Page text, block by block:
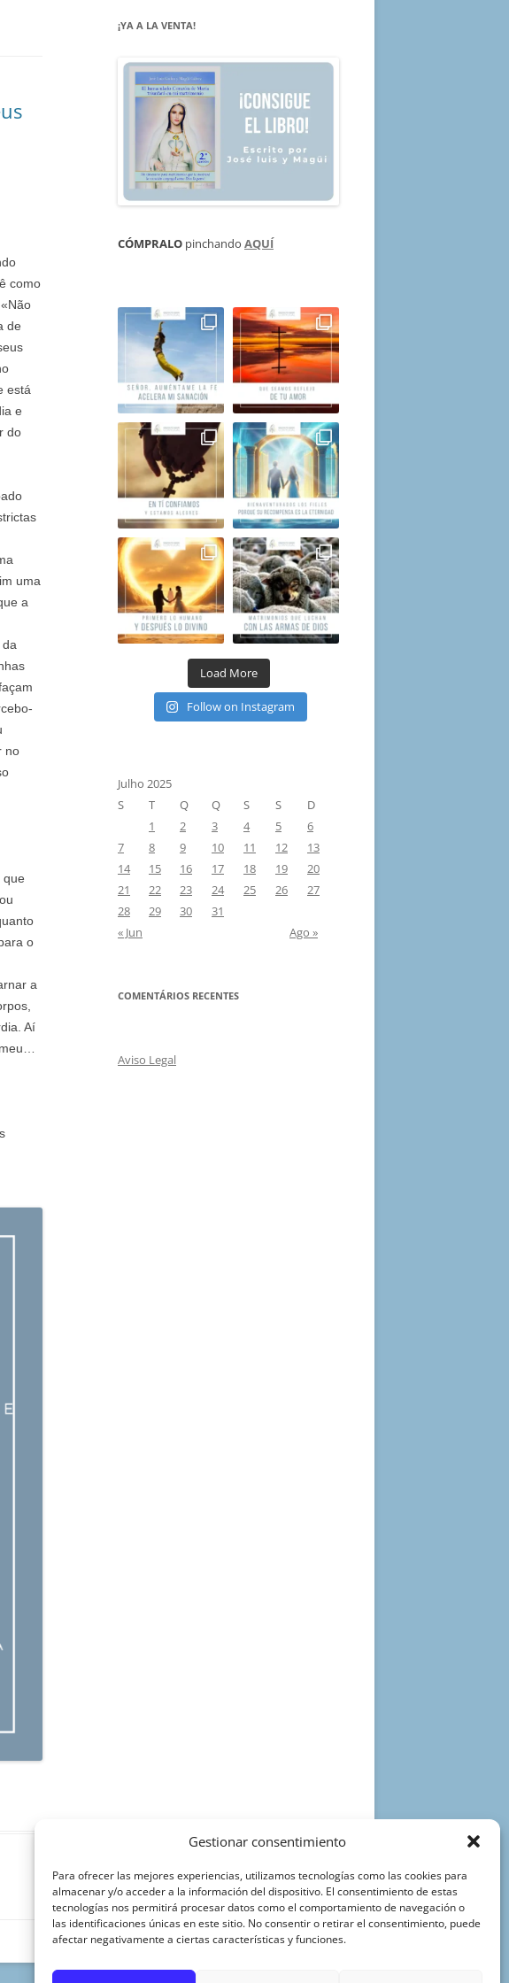
Gestionar consentimiento
Para ofrecer las mejores experiencias, utilizamos tecnologías como las cookies para
almacenar y/o acceder a la información del dispositivo. El consentimiento de estas
tecnologías nos permitirá procesar datos como el comportamiento de navegación o
las identificaciones únicas en este sitio. No consentir o retirar el consentimiento, puede
afectar negativamente a ciertas características y funciones.
como
de
está
e
do
uma
a
da
no
que
o
a
Aí
¡YA A LA VENTA!
CÓMPRALO pinchando AQUÍ
Load More
Follow on Instagram
Julho 2025
S
T Q Q S S
D
1
2 3 4 5
6
7
8 9 10 11 12
13
14
15 16 17 18 19
20
21
22 23 24 25 26
27
28
29 30
31
« Jun
Ago »
COMENTÁRIOS RECENTES
Aviso Legal